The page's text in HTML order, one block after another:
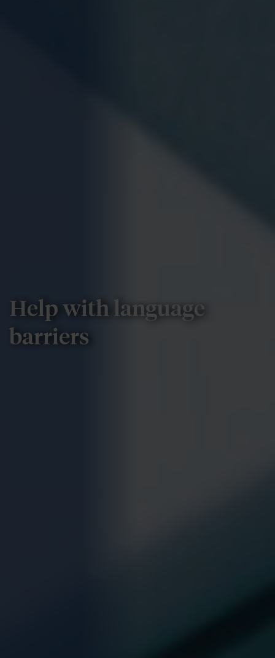
Help with language
barriers